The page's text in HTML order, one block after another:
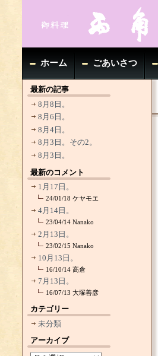
ホーム ごあいさつ
最新の記事
8月8日。
8月6日。
8月4日。
8月3日。その2。
8月3日。
最新のコメント
1月17日。
24/01/18ケヤモエ
4月14日。
23/04/14Nanako
2月13日。
23/02/15Nanako
10月13日。
16/10/14高倉
7月13日。
16/07/13大塚善彦
カテゴリー
未分類
アーカイブ